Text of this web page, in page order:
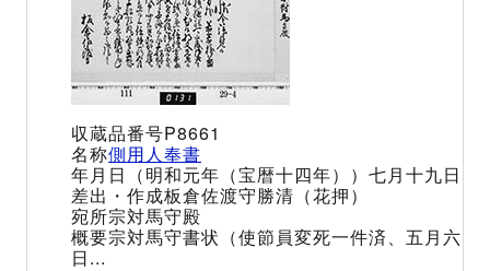
P8661
側用人奉書
（明和元年（宝暦十四年））七月十九日
板倉佐渡守勝清（花押）
宗対馬守殿
宗対馬守書状（使節員変死一件済、五月六
日...